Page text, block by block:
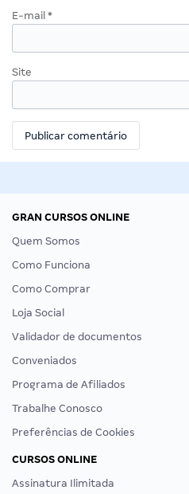
E-mail *
Site
GRAN CURSOS ONLINE
Quem Somos
Como Funciona
Como Comprar
Loja Social
Validador de documentos
Conveniados
Programa de Afiliados
Trabalhe Conosco
Preferências de Cookies
CURSOS ONLINE
Assinatura Ilimitada